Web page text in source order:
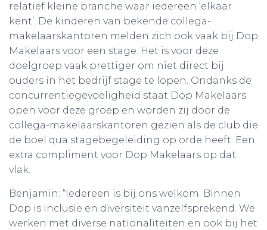
relatief kleine branche waar iedereen ‘elkaar
kent’. De kinderen van bekende collega-
makelaarskantoren melden zich ook vaak bij Dop
Makelaars voor een stage. Het is voor deze
doelgroep vaak prettiger om niet direct bij
ouders in het bedrijf stage te lopen. Ondanks de
concurrentiegevoeligheid staat Dop Makelaars
open voor deze groep en worden zij door de
collega-makelaarskantoren gezien als de club die
de boel qua stagebegeleiding op orde heeft. Een
extra compliment voor Dop Makelaars op dat
vlak.
Benjamin: “Iedereen is bij ons welkom. Binnen
Dop is inclusie en diversiteit vanzelfsprekend. We
werken met diverse nationaliteiten en ook bij het